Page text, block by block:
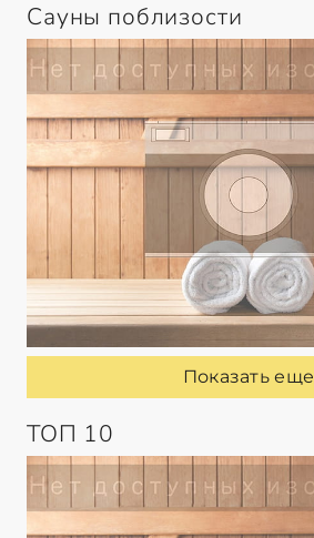
Сауны поблизости
Показать еще
ТОП 10